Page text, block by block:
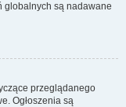
globalnych są nadawane
przeglądanego
Ogłoszenia są